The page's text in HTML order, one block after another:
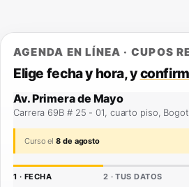
AGENDA EN LÍNEA · CUPOS
Elige fecha y hora, y
Av. Primera de Mayo
Carrera 69B # 25 - 01, cuarto piso,
Curso el8 de agosto
1 · FECHA 2 · TUS DATOS